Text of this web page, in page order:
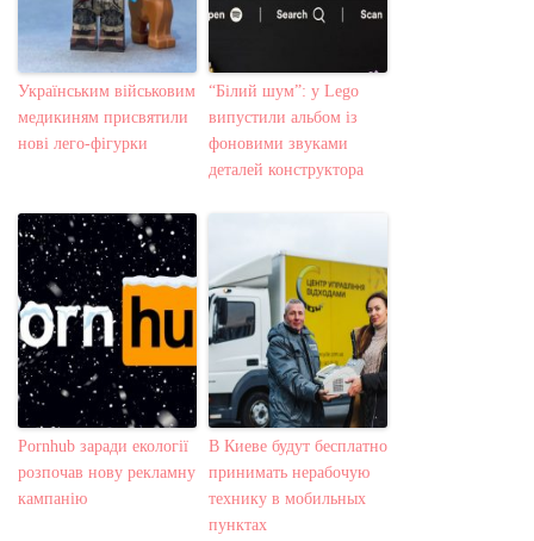
Українським військовим
медикиням присвятили
нові лего-фігурки
“Білий шум”: у Lego
випустили альбом із
фоновими звуками
деталей конструктора
Pornhub заради екології
розпочав нову рекламну
кампанію
В Киеве будут бесплатно
принимать нерабочую
технику в мобильных
пунктах